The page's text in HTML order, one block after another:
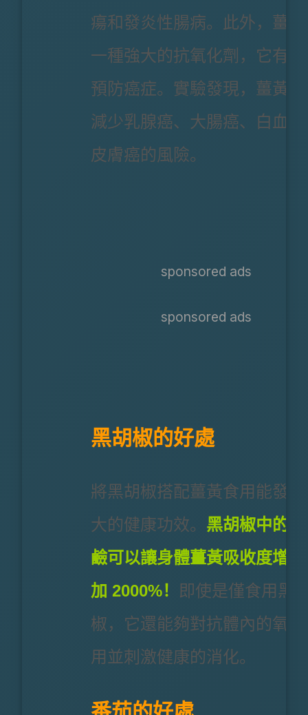
瘍和發炎性腸病。此外，薑
一種強大的抗氧化劑，它有
預防癌症。實驗發現，薑黃
減少乳腺癌、大腸癌、白血
皮膚癌的風險。
sponsored ads
sponsored ads
黑胡椒的好處
將黑胡椒搭配薑黃食用能發
大的健康功效。 黑胡椒中的
鹼可以讓身體薑黃吸收度增
加 2000%！
即使是僅食用黑
椒，它還能夠對抗體內的氧
用並刺激健康的消化。